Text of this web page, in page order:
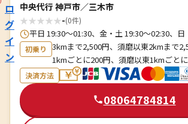
ロ
グ
イ
ン
中央代行 神戸市／三木市
★★★★★-(0件)
平日 19:30〜01:30、金・土 19:30〜02:30、日
初乗り
3kmまで2,500円、須磨以東2kmまで
1kmごとに200円、須磨以東1kmごと
決済方法
08064784814